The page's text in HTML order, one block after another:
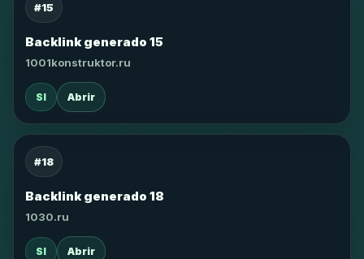
#15
Backlink generado 15
1001konstruktor.ru
SI Abrir
#18
Backlink generado 18
1030.ru
SI Abrir